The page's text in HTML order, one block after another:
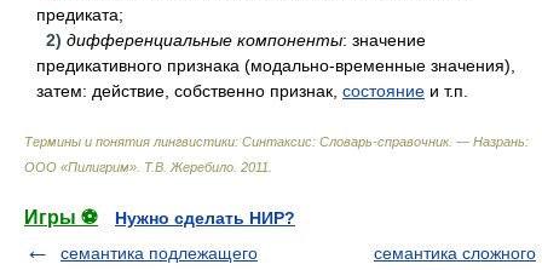
предиката;
2) дифференциальные компоненты: значение
предикативного признака (модально-временные значения),
затем: действие, собственно признак, состояние и т.п.
Термины и понятия лингвистики: Синтаксис: Словарь-справочник. — Назрань:
ООО «Пилигрим» Т.В. Жеребило 2011
Игры ⚽
Нужно сделать НИР?
семантика подлежащего
семантика сложного